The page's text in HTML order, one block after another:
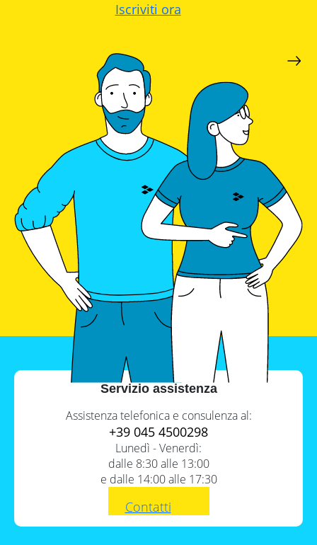
Contenuto
1. Che cos’è la copertura in
2. Le funzioni principali di una
copertura
Che cosa compone una
copertura?
Quali tipologie di coperture
esistono?
5. Tipi di copertura a falde
Iscriviti ora
Servizio assistenza
Assistenza telefonica e consulenza al:
+39 045 4500298
Lunedì - Venerdì:
dalle 8:30 alle 13:00
e dalle 14:00 alle 17:30
Contatti